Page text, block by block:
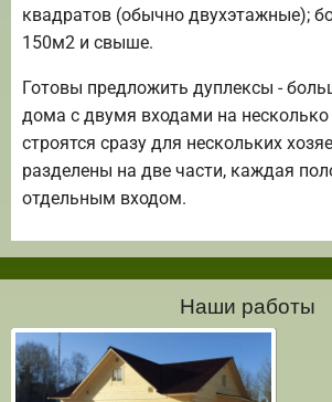
квадратов (обычно двухэтажные);
150м2 и свыше.
Готовы предложить дуплексы -
дома с двумя входами на
строятся сразу для нескольких
разделены на две части, каждая
отдельным входом.
Наши работы